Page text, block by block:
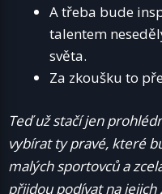
A třeba bude
talentem
světa.
Za zkoušku to
Teď už stačí jen
vybírat ty pravé, které
malých sportovců a
přijdou podívat na jejich